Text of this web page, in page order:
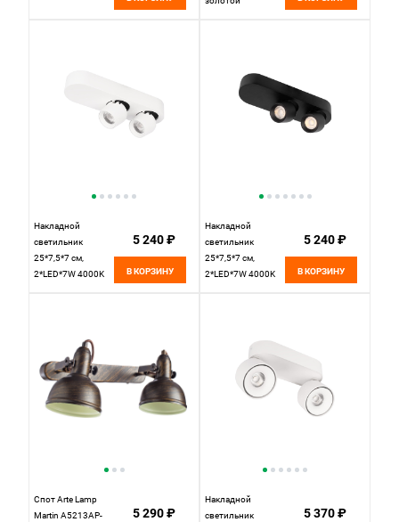
Накладной
светильник
25*7,5*7 см,
2*LED*7W 4000K
5 240 ₽
В КОРЗИНУ
Накладной
светильник
25*7,5*7 см,
2*LED*7W 4000K
5 240 ₽
В КОРЗИНУ
Спот Arte Lamp
Martin A5213AP-
5 290 ₽
Накладной
светильник
5 370 ₽